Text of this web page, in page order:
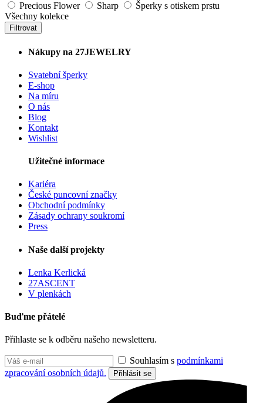
Precious Flower
Sharp
Šperky s otiskem prstu
Všechny kolekce
Filtrovat
Nákupy na 27JEWELRY
Svatební šperky
E-shop
Na míru
O nás
Blog
Kontakt
Wishlist
Užitečné informace
Kariéra
České puncovní značky
Obchodní podmínky
Zásady ochrany soukromí
Press
Naše další projekty
Lenka Kerlická
27ASCENT
V plenkách
Buďme přátelé
Přihlaste se k odběru našeho newsletteru.
Souhlasím s podmínkami
zpracování osobních údajů.